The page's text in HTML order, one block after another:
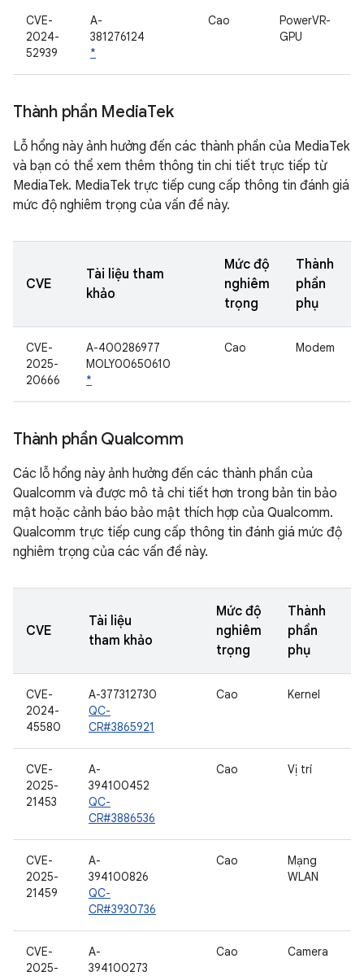
CVE-
2024-
52939
A-
381276124
*
Cao
PowerVR-
GPU
Thành phần MediaTek
Lỗ hổng này ảnh hưởng đến các thành phần của MediaTek
và bạn có thể xem thêm thông tin chi tiết trực tiếp từ
MediaTek. MediaTek trực tiếp cung cấp thông tin đánh giá
mức độ nghiêm trọng của vấn đề này.
CVE
Tài liệu tham
khảo
Mức độ
nghiêm
trọng
Thành
phần
phụ
CVE-
2025-
20666
A-400286977
MOLY00650610
*
Cao Modem
Thành phần Qualcomm
Các lỗ hổng này ảnh hưởng đến các thành phần của
Qualcomm và được mô tả chi tiết hơn trong bản tin bảo
mật hoặc cảnh báo bảo mật thích hợp của Qualcomm.
Qualcomm trực tiếp cung cấp thông tin đánh giá mức độ
nghiêm trọng của các vấn đề này.
CVE
Tài liệu
tham khảo
Mức độ
nghiêm
trọng
Thành
phần
phụ
CVE-
2024-
45580
A-377312730
QC-
CR#3865921
Cao Kernel
CVE-
2025-
21453
A-
394100452
QC-
CR#3886536
Cao Vị trí
CVE-
2025-
21459
A-
394100826
QC-
CR#3930736
Cao
Mạng
WLAN
CVE-
2025-
A-
394100273
Cao Camera